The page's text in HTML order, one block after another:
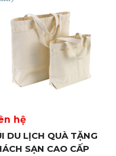
hệ
DU LỊCH QUÀ TẶNG
SẠN CAO CẤP